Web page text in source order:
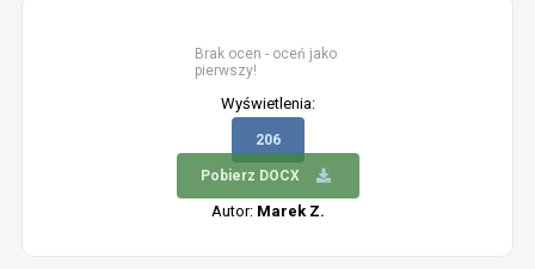
Brak ocen - oceń jako
pierwszy!
Wyświetlenia:
206
Pobierz DOCX
Autor: Marek Z.